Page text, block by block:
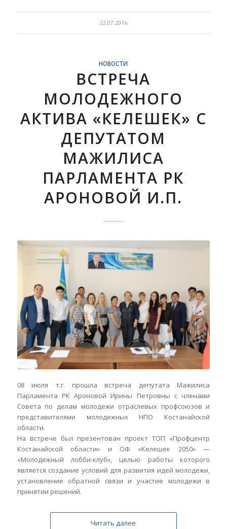
22.07.2016
НОВОСТИ
ВСТРЕЧА
МОЛОДЕЖНОГО
АКТИВА «КЕЛЕШЕК» С
ДЕПУТАТОМ
МАЖИЛИСА
ПАРЛАМЕНТА РК
АРОНОВОЙ И.П.
08 июля т.г. прошла встреча депутата Мажилиса
Парламента РК Ароновой Ирины Петровны с членами
Совета по делам молодежи отраслевых профсоюзов и
представителями молодежных НПО Костанайской
области.
На встрече был презентован проект ТОП «Профцентр
Костанайской области» и ОФ «Келешек 2050» —
«Молодежный лобби-клуб», целью работы которого
является создание условий для развития идей молодежи,
установление обратной связи и участие молодежи в
принятии решений.
Читать далее